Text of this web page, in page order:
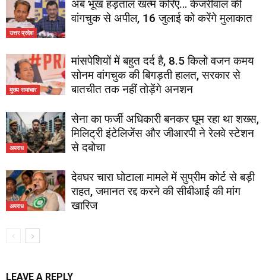
उत्तर प्रदेश
अब भूख हड़ताल खत्म करिए… केजरीवाल की
वांगचुक से अपील, 16 जुलाई को करेंगे मुलाकात
मुख्य समाचार
मांसपेशियों में बहुत दर्द है, 8.5 किलो वजन कमय
सोनम वांगचुक की बिगड़ती हालत, सरकार से
बातचीत तक नहीं तोड़ेंगे अनशन
अपराध
सेना का फर्जी अधिकारी बनकर घूम रहा था शख्स,
मिलिट्री इंटेलिजेंस और जीआरपी ने रेलवे स्टेशन
से दबोचा
अपराध
देवघर चारा घोटाला मामले में सुप्रीम कोर्ट से बड़ी
राहत, जमानत रद्द करने की सीबीआई की मांग
खारिज
LEAVE A REPLY